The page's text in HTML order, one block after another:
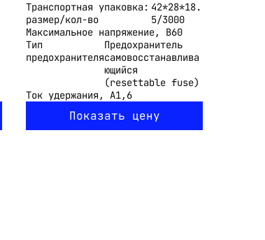
Транспортная упаковка:
размер/кол-во
42*28*18.
5/3000
Максимальное напряжение, В60
Тип
предохранителя
Предохранитель
самовосстанавлива
ющийся
(resettable fuse)
Ток удержания, А1,6
Показать цену